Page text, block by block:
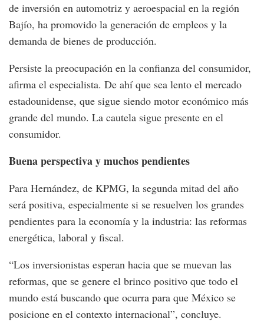
de inversión en automotriz y aeroespacial en la región
Bajío, ha promovido la generación de empleos y la
demanda de bienes de producción.
Persiste la preocupación en la confianza del consumidor,
afirma el especialista. De ahí que sea lento el mercado
estadounidense, que sigue siendo motor económico más
grande del mundo. La cautela sigue presente en el
consumidor.
Buena perspectiva y muchos pendientes
Para Hernández, de KPMG, la segunda mitad del año
será positiva, especialmente si se resuelven los grandes
pendientes para la economía y la industria: las reformas
energética, laboral y fiscal.
“Los inversionistas esperan hacia que se muevan las
reformas, que se genere el brinco positivo que todo el
mundo está buscando que ocurra para que México se
posicione en el contexto internacional”, concluye.